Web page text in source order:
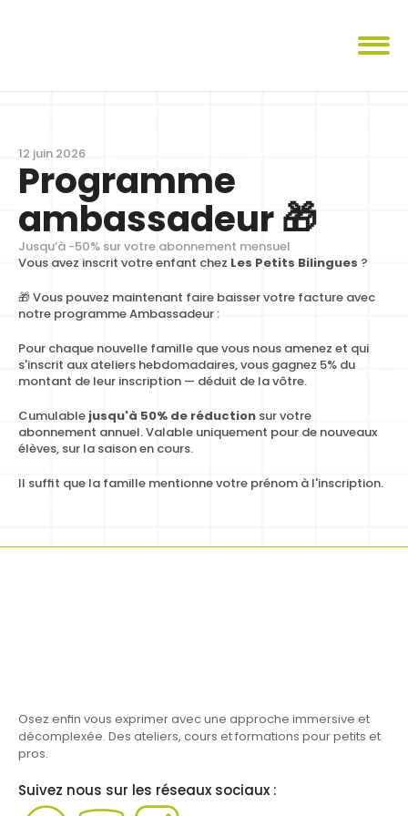
12 juin 2026
Programme
ambassadeur 🎁
Jusqu’à -50% sur votre abonnement mensuel
Vous avez inscrit votre enfant chez Les Petits Bilingues ?
🎁 Vous pouvez maintenant faire baisser votre facture avec
notre programme Ambassadeur :
Pour chaque nouvelle famille que vous nous amenez et qui
s'inscrit aux ateliers hebdomadaires, vous gagnez 5% du
montant de leur inscription — déduit de la vôtre.
Cumulable jusqu'à 50% de réduction sur votre
abonnement annuel. Valable uniquement pour de nouveaux
élèves, sur la saison en cours.
Il suffit que la famille mentionne votre prénom à l'inscription.
Osez enfin vous exprimer avec une approche immersive et
décomplexée. Des ateliers, cours et formations pour petits et
pros.
Suivez nous sur les réseaux sociaux :